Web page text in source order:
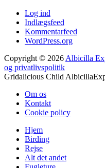
Log ind
Indlægsfeed
Kommentarfeed
WordPress.org
Copyright © 2026 Albicilla
og privatlivspolitik
Gridalicious Child
Om os
Kontakt
Cookie policy
Hjem
Birding
Rejse
Alt det andet